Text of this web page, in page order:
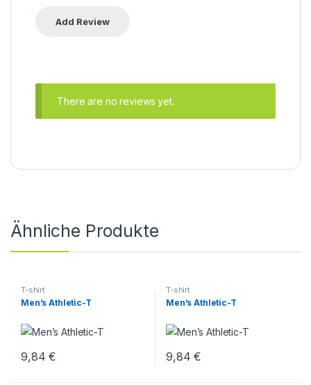
There are no reviews yet.
Ähnliche Produkte
T-shirt
Men’s Athletic-T
9,84€
T-shirt
Men’s Athletic-T
9,84€